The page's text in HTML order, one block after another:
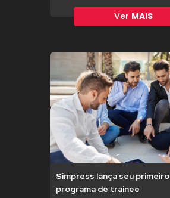
Ver MAIS
Simpress lança seu primeiro
programa de trainee